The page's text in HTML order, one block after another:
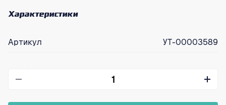
Характеристики
Артикул УТ-00003589